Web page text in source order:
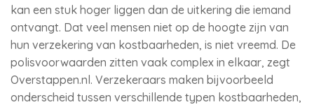
kan een stuk hoger liggen dan de uitkering die iemand
ontvangt. Dat veel mensen niet op de hoogte zijn van
hun verzekering van kostbaarheden, is niet vreemd. De
polisvoorwaarden zitten vaak complex in elkaar, zegt
Overstappen.nl. Verzekeraars maken bijvoorbeeld
onderscheid tussen verschillende typen kostbaarheden,